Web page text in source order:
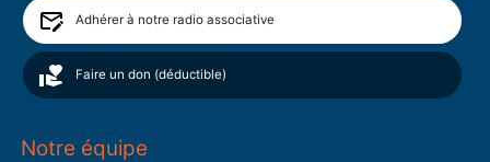
Adhérer à notre radio associative
Faire un don (déductible)
Notre équipe